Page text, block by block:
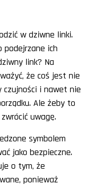
w dziwne linki.
podejrzane ich
link? Na
że coś jest nie
czujności i nawet nie
Ale żeby to
uwagę.
symbolem
jako bezpieczne.
o tym, że
ponieważ